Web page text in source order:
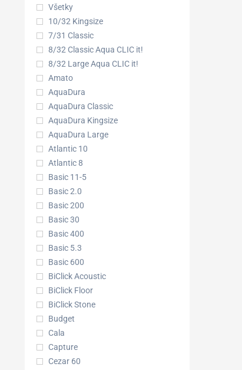
Všetky
10/32 Kingsize
7/31 Classic
8/32 Classic Aqua CLIC it!
8/32 Large Aqua CLIC it!
Amato
AquaDura
AquaDura Classic
AquaDura Kingsize
AquaDura Large
Atlantic 10
Atlantic 8
Basic 11-5
Basic 2.0
Basic 200
Basic 30
Basic 400
Basic 5.3
Basic 600
BiClick Acoustic
BiClick Floor
BiClick Stone
Budget
Cala
Capture
Cezar 60